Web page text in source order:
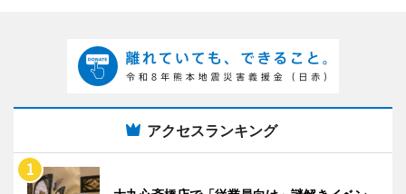
アクセスランキング